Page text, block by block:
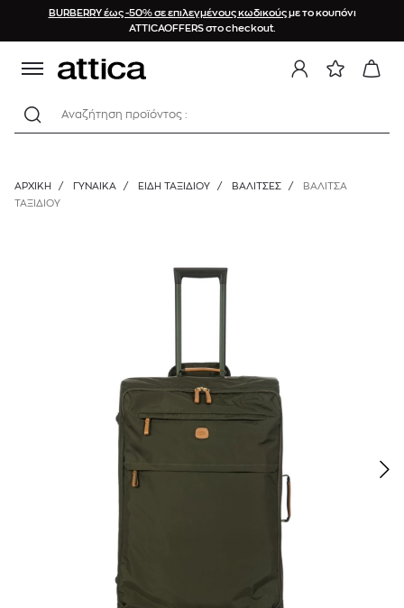
BURBERRY έως -50% σε επιλεγμένους κωδικούςμε το κουπόνι
ATTICAOFFERS στο checkout.
Αναζήτηση προϊόντος :
ΑΡΧΙΚΉ / ΓΥΝΑΙΚΑ / ΕΙΔΗ ΤΑΞΙΔΙΟΥ / ΒΑΛΊΤΣΕΣ /
ΒΑΛΙΤΣΑ
ΤΑΞΙΔΙΟΥ